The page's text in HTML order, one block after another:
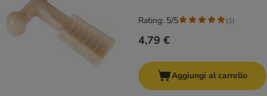
4,79 €
Rating: 5/5 (1)
Aggiungi al carrello